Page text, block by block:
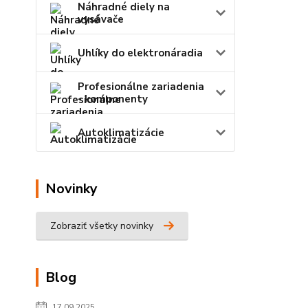
Náhradné diely na
vysávače
Uhlíky do elektronáradia
Profesionálne zariadenia
- komponenty
Autoklimatizácie
Novinky
Zobraziť všetky novinky
Blog